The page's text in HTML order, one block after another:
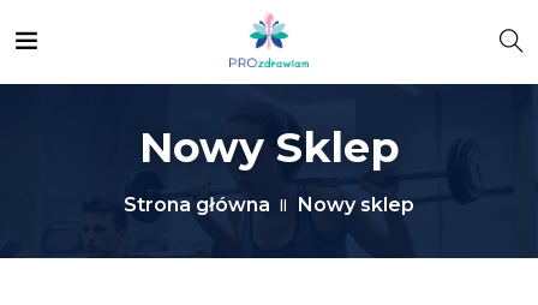
Nowy Sklep
Strona główna Nowy sklep